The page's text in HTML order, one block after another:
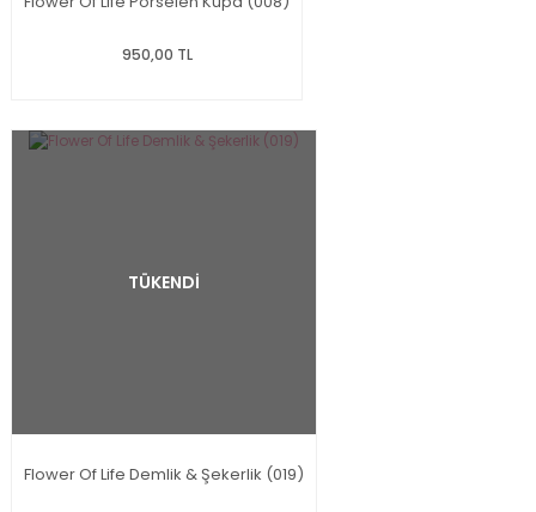
950,00 TL
TÜKENDİ
Flower Of Life Demlik & Şekerlik (019)